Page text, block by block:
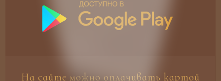
На сайте можно оплачивать картой